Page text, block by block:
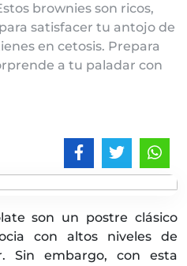
brownies son ricos,
satisfacer tu antojo de
en cetosis. Prepara
a tu paladar con
son un postre clásico
con altos niveles de
Sin embargo, con esta